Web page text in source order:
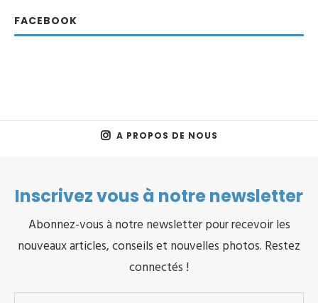
FACEBOOK
A PROPOS DE NOUS
Inscrivez vous à notre newsletter
Abonnez-vous à notre newsletter pour recevoir les
nouveaux articles, conseils et nouvelles photos. Restez
connectés !